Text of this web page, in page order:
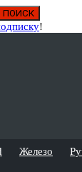
!
Железо